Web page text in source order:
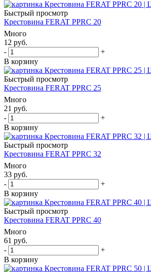
Быстрый просмотр
Крестовина FERAT PPRC 20
Много
12 руб.
-
+
В корзину
Быстрый просмотр
Крестовина FERAT PPRC 25
Много
21 руб.
-
+
В корзину
Быстрый просмотр
Крестовина FERAT PPRC 32
Много
33 руб.
-
+
В корзину
Быстрый просмотр
Крестовина FERAT PPRC 40
Много
61 руб.
-
+
В корзину